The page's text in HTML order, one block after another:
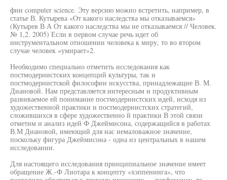
фии computer science. Эту версию можно встретить, например, в
статье В. Кутырева «От какого наследства мы отказываемся»
(Кутырев В А От какого наследства мы не отказываемся // Человек.
№ 1,2. 2005) Если в первом случае речь идет об
инструментальном отношении человека к миру, то во втором
случае человек «умирает»2.
Необходимо специально отметить исследования как
постмодернистских концепций культуры, так и
постмодернистской философии искусства, принадлежащие В. М.
Диановой. Нам представляется интересным и продуктивным
развиваемое ей понимание постмодернистских идей, исходя из
художественной практики и постмодернистских стратегий,
сложившихся в сфере художественно й практики В этой связи
отметим и анализ идей Ф Джеймисона, содержащийся в работах
В.М Диановой, имеющий для нас немаловажное значение,
поскольку фигура Джеймисона - одна из центральных в нашем
исследовании.
Для настоящего исследования принципиальное значение имеет
обращение Ж.-Ф Лиотара к концепту «хэппенинга», что